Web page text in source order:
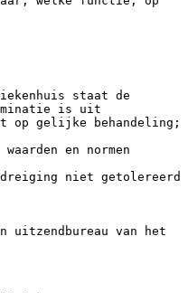
staat de
is uit
op gelijke behandeling;
en normen
niet getolereerd
van het